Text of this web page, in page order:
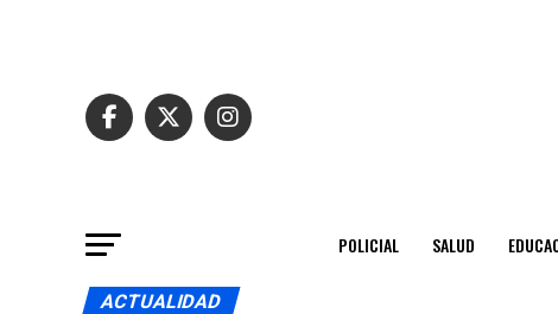
POLICIAL SALUD
ACTUALIDAD